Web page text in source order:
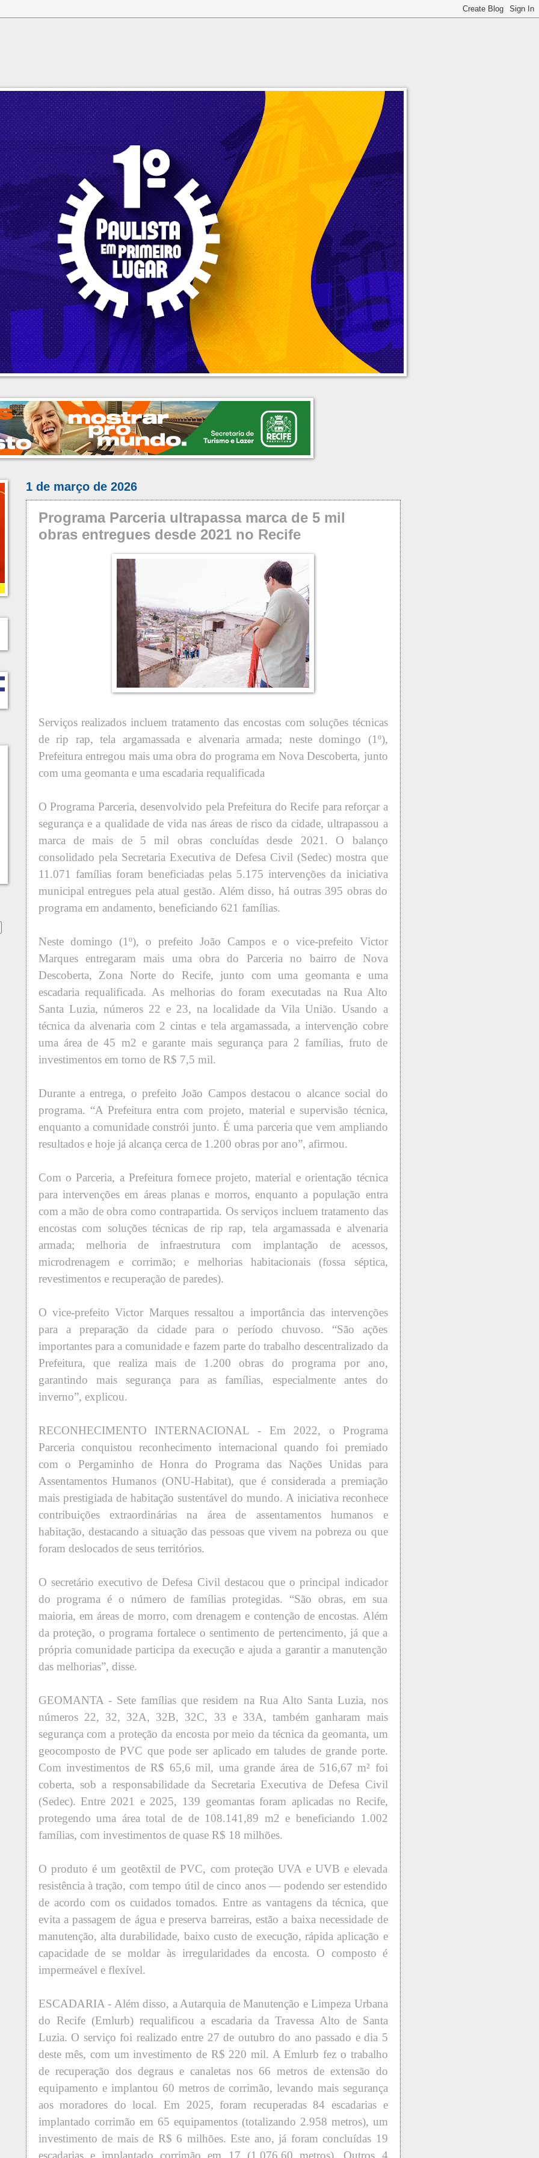
1 de março de 2026
Programa Parceria ultrapassa marca de 5 mil
obras entregues desde 2021 no Recife
Serviços realizados incluem tratamento das encostas com soluções técnicas
de rip rap, tela argamassada e alvenaria armada; neste domingo (1º),
Prefeitura entregou mais uma obra do programa em Nova Descoberta, junto
com uma geomanta e uma escadaria requalificada
O Programa Parceria, desenvolvido pela Prefeitura do Recife para reforçar a
segurança e a qualidade de vida nas áreas de risco da cidade, ultrapassou a
marca de mais de 5 mil obras concluídas desde 2021. O balanço
consolidado pela Secretaria Executiva de Defesa Civil (Sedec) mostra que
11.071 famílias foram beneficiadas pelas 5.175 intervenções da iniciativa
municipal entregues pela atual gestão. Além disso, há outras 395 obras do
programa em andamento, beneficiando 621 famílias.
Neste domingo (1º), o prefeito João Campos e o vice-prefeito Victor
Marques entregaram mais uma obra do Parceria no bairro de Nova
Descoberta, Zona Norte do Recife, junto com uma geomanta e uma
escadaria requalificada. As melhorias do foram executadas na Rua Alto
Santa Luzia, números 22 e 23, na localidade da Vila União. Usando a
técnica da alvenaria com 2 cintas e tela argamassada, a intervenção cobre
uma área de 45 m2 e garante mais segurança para 2 famílias, fruto de
investimentos em torno de R$ 7,5 mil.
Durante a entrega, o prefeito João Campos destacou o alcance social do
programa. “A Prefeitura entra com projeto, material e supervisão técnica,
enquanto a comunidade constrói junto. É uma parceria que vem ampliando
resultados e hoje já alcança cerca de 1.200 obras por ano”, afirmou.
Com o Parceria, a Prefeitura fornece projeto, material e orientação técnica
para intervenções em áreas planas e morros, enquanto a população entra
com a mão de obra como contrapartida. Os serviços incluem tratamento das
encostas com soluções técnicas de rip rap, tela argamassada e alvenaria
armada; melhoria de infraestrutura com implantação de acessos,
microdrenagem e corrimão; e melhorias habitacionais (fossa séptica,
revestimentos e recuperação de paredes).
O vice-prefeito Victor Marques ressaltou a importância das intervenções
para a preparação da cidade para o período chuvoso. “São ações
importantes para a comunidade e fazem parte do trabalho descentralizado da
Prefeitura, que realiza mais de 1.200 obras do programa por ano,
garantindo mais segurança para as famílias, especialmente antes do
inverno”, explicou.
RECONHECIMENTO INTERNACIONAL - Em 2022, o Programa
Parceria conquistou reconhecimento internacional quando foi premiado
com o Pergaminho de Honra do Programa das Nações Unidas para
Assentamentos Humanos (ONU-Habitat), que é considerada a premiação
mais prestigiada de habitação sustentável do mundo. A iniciativa reconhece
contribuições extraordinárias na área de assentamentos humanos e
habitação, destacando a situação das pessoas que vivem na pobreza ou que
foram deslocados de seus territórios.
O secretário executivo de Defesa Civil destacou que o principal indicador
do programa é o número de famílias protegidas. “São obras, em sua
maioria, em áreas de morro, com drenagem e contenção de encostas. Além
da proteção, o programa fortalece o sentimento de pertencimento, já que a
própria comunidade participa da execução e ajuda a garantir a manutenção
das melhorias”, disse.
GEOMANTA - Sete famílias que residem na Rua Alto Santa Luzia, nos
números 22, 32, 32A, 32B, 32C, 33 e 33A, também ganharam mais
segurança com a proteção da encosta por meio da técnica da geomanta, um
geocomposto de PVC que pode ser aplicado em taludes de grande porte.
Com investimentos de R$ 65,6 mil, uma grande área de 516,67 m² foi
coberta, sob a responsabilidade da Secretaria Executiva de Defesa Civil
(Sedec). Entre 2021 e 2025, 139 geomantas foram aplicadas no Recife,
protegendo uma área total de de 108.141,89 m2 e beneficiando 1.002
famílias, com investimentos de quase R$ 18 milhões.
O produto é um geotêxtil de PVC, com proteção UVA e UVB e elevada
resistência à tração, com tempo útil de cinco anos — podendo ser estendido
de acordo com os cuidados tomados. Entre as vantagens da técnica, que
evita a passagem de água e preserva barreiras, estão a baixa necessidade de
manutenção, alta durabilidade, baixo custo de execução, rápida aplicação e
capacidade de se moldar às irregularidades da encosta. O composto é
impermeável e flexível.
ESCADARIA - Além disso, a Autarquia de Manutenção e Limpeza Urbana
do Recife (Emlurb) requalificou a escadaria da Travessa Alto de Santa
Luzia. O serviço foi realizado entre 27 de outubro do ano passado e dia 5
deste mês, com um investimento de R$ 220 mil. A Emlurb fez o trabalho
de recuperação dos degraus e canaletas nos 66 metros de extensão do
equipamento e implantou 60 metros de corrimão, levando mais segurança
aos moradores do local. Em 2025, foram recuperadas 84 escadarias e
implantado corrimão em 65 equipamentos (totalizando 2.958 metros), um
investimento de mais de R$ 6 milhões. Este ano, já foram concluídas 19